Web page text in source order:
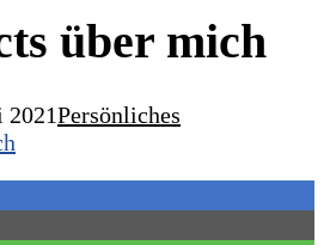
über mich
2021Persönliches